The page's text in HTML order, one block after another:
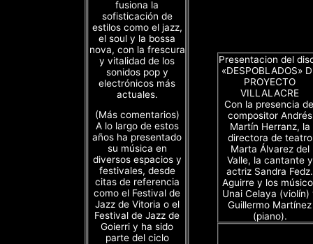
fusiona la
sofisticación de
estilos como el jazz,
el soul y la bossa
nova, con la frescura
y vitalidad de los
sonidos pop y
electrónicos más
actuales.
(Más comentarios)
A lo largo de estos
años ha presentado
su música en
diversos espacios y
festivales, desde
citas de referencia
como el Festival de
Jazz de Vitoria o el
Festival de Jazz de
Goierri y ha sido
parte del ciclo
Presentacion del
«DESPOBLADOS»
PROYECTO
VILLALACRE
Con la presencia
compositor Andrés
Martín Herranz, la
directora de teatro
Marta Álvarez del
Valle, la cantante y
actriz Sandra Fedz.
Aguirre y los
Unai Celaya (violín)
Guillermo Martínez
(piano).